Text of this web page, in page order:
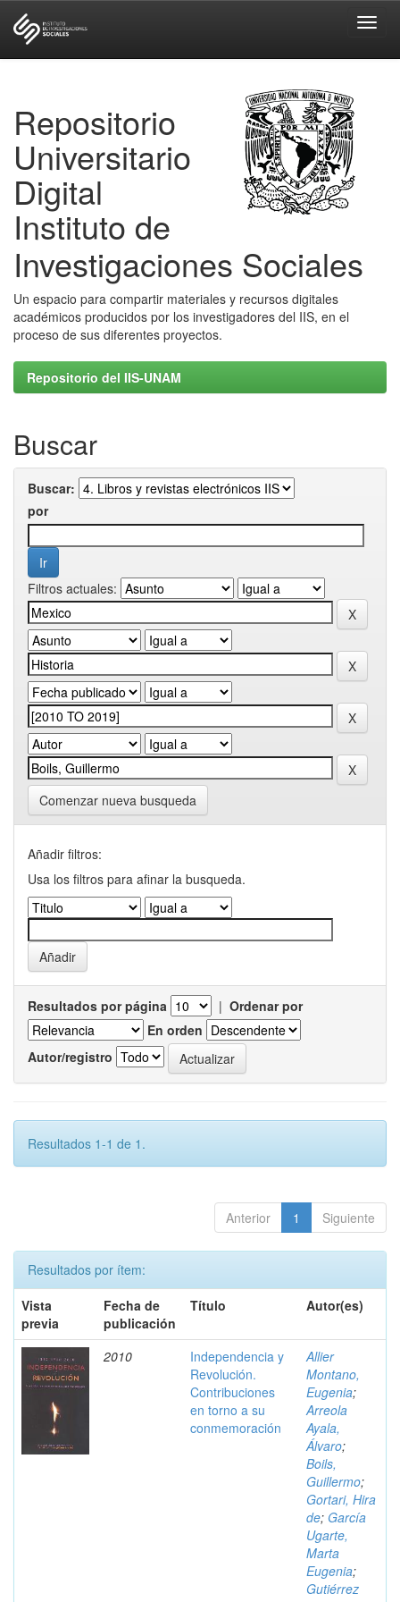
Repositorio
Universitario
Digital
Instituto de
Investigaciones Sociales
Un espacio para compartir materiales y recursos digitales
académicos producidos por los investigadores del IIS, en el
proceso de sus diferentes proyectos.
Repositorio del IIS-UNAM
Buscar
Buscar:
por
Filtros actuales:
Comenzar nueva busqueda
Añadir filtros:
Usa los filtros para afinar la busqueda.
Resultados por página | Ordenar por
En orden
Autor/registro
Resultados 1-1 de 1.
Anterior 1 Siguiente
Resultados por ítem:
Vista
previa
Fecha de
publicación
Título Autor(es)
2010
Independencia y
Revolución.
Contribuciones
en torno a su
conmemoración
Allier
Montano,
Eugenia;
Arreola
Ayala,
Álvaro;
Boils,
Guillermo;
Gortari, Hira
de; García
Ugarte,
Marta
Eugenia;
Gutiérrez